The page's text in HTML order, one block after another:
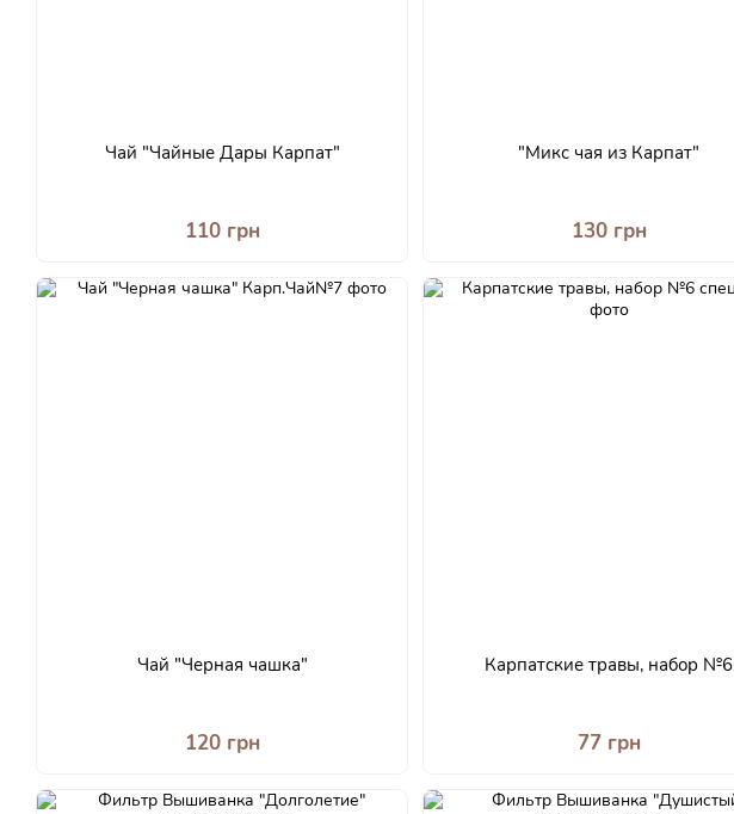
Чай "Чайные Дары Карпат"
110 грн
"Микс чая из Карпат"
130 грн
Чай "Черная чашка"
120 грн
Карпатские травы, набор №6
77 грн